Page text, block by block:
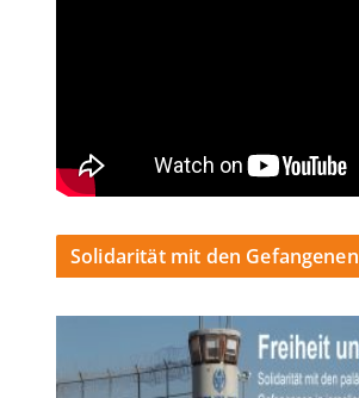
Solidarität mit den Gefangenen